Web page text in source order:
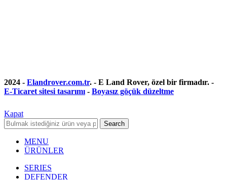
2024 - Elandrover.com.tr. - E Land Rover, özel bir firmadır. -
E-Ticaret sitesi tasarımı - Boyasız göçük düzeltme
Kapat
Search
MENU
ÜRÜNLER
SERIES
DEFENDER